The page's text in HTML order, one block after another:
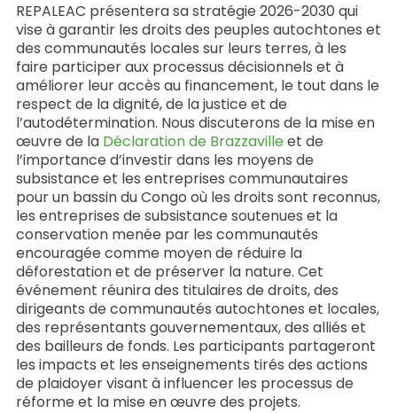
REPALEAC présentera sa stratégie 2026-2030 qui
vise à garantir les droits des peuples autochtones et
des communautés locales sur leurs terres, à les
faire participer aux processus décisionnels et à
améliorer leur accès au financement, le tout dans le
respect de la dignité, de la justice et de
l’autodétermination. Nous discuterons de la mise en
œuvre de la Déclaration de Brazzavilleet de
l’importance d’investir dans les moyens de
subsistance et les entreprises communautaires
pour un bassin du Congo où les droits sont reconnus,
les entreprises de subsistance soutenues et la
conservation menée par les communautés
encouragée comme moyen de réduire la
déforestation et de préserver la nature. Cet
événement réunira des titulaires de droits, des
dirigeants de communautés autochtones et locales,
des représentants gouvernementaux, des alliés et
des bailleurs de fonds. Les participants partageront
les impacts et les enseignements tirés des actions
de plaidoyer visant à influencer les processus de
réforme et la mise en œuvre des projets.